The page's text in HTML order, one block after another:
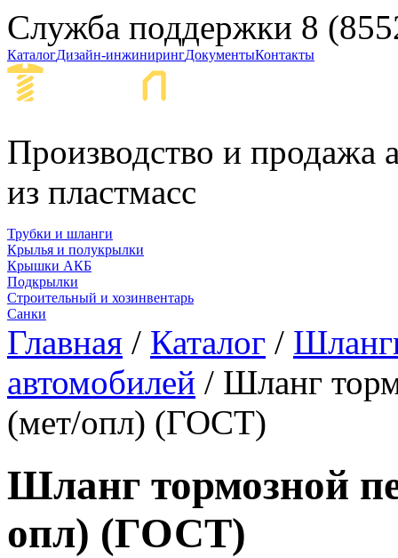
Служба поддержки 8
КаталогДизайн-инжинирингДокументыКонтакты
Производство и продажа
из пластмасс
Трубки и шланги
Крылья и полукрылки
Крышки АКБ
Подкрылки
Строительный и хозинвентарь
Санки
Главная / Каталог /
автомобилей / Шланг
(мет/опл) (ГОСТ)
Шланг тормозной
опл) (ГОСТ)